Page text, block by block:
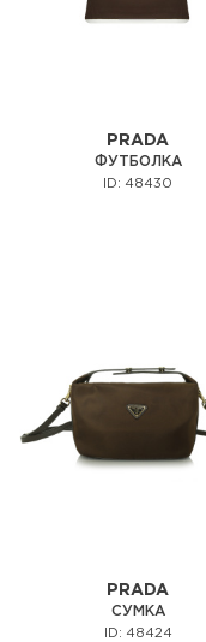
PRADA
ФУТБОЛКА
ID: 48430
PRADA
СУМКА
ID: 48424